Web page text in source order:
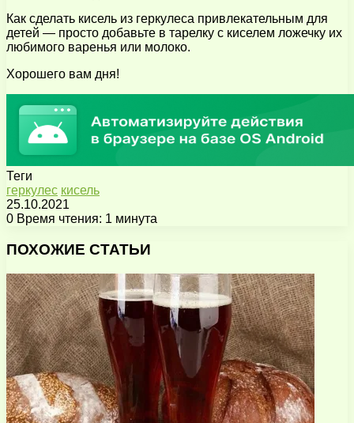
Как сделать кисель из геркулеса привлекательным для
детей — просто добавьте в тарелку с киселем ложечку их
любимого варенья или молоко.
Хорошего вам дня!
Теги
геркулес кисель
25.10.2021
0 Время чтения: 1 минута
через
почту
ПОХОЖИЕ СТАТЬИ